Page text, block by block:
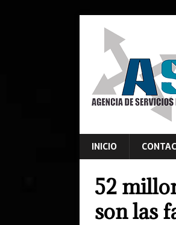
INICIO
52
son las